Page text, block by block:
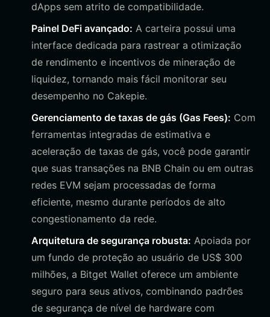
dApps sem atrito de compatibilidade.
Painel DeFi avançado: A carteira possui uma
interface dedicada para rastrear a otimização
de rendimento e incentivos de mineração de
liquidez, tornando mais fácil monitorar seu
desempenho no Cakepie.
Gerenciamento de taxas de gás (Gas Fees): Com
ferramentas integradas de estimativa e
aceleração de taxas de gás, você pode garantir
que suas transações na BNB Chain ou em outras
redes EVM sejam processadas de forma
eficiente, mesmo durante períodos de alto
congestionamento da rede.
Arquitetura de segurança robusta: Apoiada por
um fundo de proteção ao usuário de US$ 300
milhões, a Bitget Wallet oferece um ambiente
seguro para seus ativos, combinando padrões
de segurança de nível de hardware com